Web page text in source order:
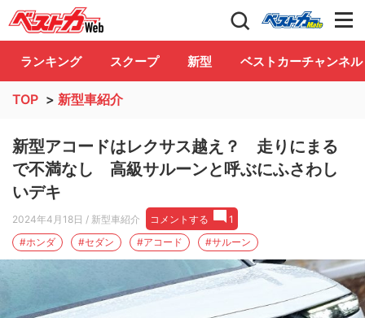
自動車情報誌「ベストカー」 Club
ランキング スクープ 新型 ベストカーチャンネル
TOP > 新型車紹介
新型アコードはレクサス越え？ 走りにまる
で不満なし 高級サルーンと呼ぶにふさわし
いデキ
2024年4月18日 / 新型車紹介 コメントする
1
#ホンダ
#セダン #アコード #サルーン